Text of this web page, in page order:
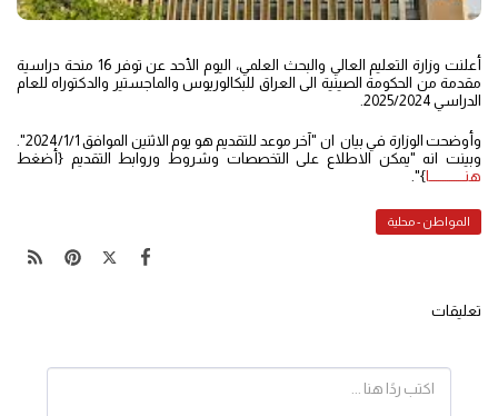
أعلنت وزارة التعليم العالي والبحث العلمي، اليوم الأحد عن توفر 16 منحة دراسية
مقدمة من الحكومة الصينية الى العراق للبكالوريوس والماجستير والدكتوراه للعام
الدراسي 2025/2024.
وأوضحت الوزارة في بيان ان "آخر موعد للتقديم هو يوم الاثنين الموافق 2024/1/1".
وبينت انه "يمكن الاطلاع على التخصصات وشروط وروابط التقديم {أضغط
هنــــــــــــــــا}".
المواطن - محلية
تعليقات